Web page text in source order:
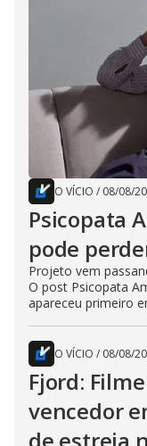
O VÍCIO / 08/08/
Psicopata
pode
Projeto vem
O post Psicopata
apareceu primeiro
O VÍCIO / 08/08/
Fjord:
vencedor